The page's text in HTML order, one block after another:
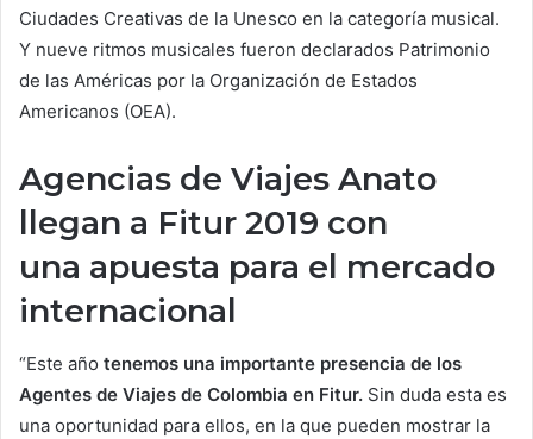
Ciudades Creativas de la Unesco en la categoría musical.
Y nueve ritmos musicales fueron declarados Patrimonio
de las Américas por la Organización de Estados
Americanos (OEA).
Agencias de Viajes Anato
llegan a Fitur 2019 con
una apuesta para el mercado
internacional
“Este año tenemos una importante presencia de los
Agentes de Viajes de Colombia en Fitur. Sin duda esta es
una oportunidad para ellos, en la que pueden mostrar la